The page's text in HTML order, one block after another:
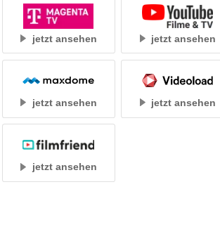
jetzt ansehen jetzt ansehen
jetzt ansehen jetzt ansehen
jetzt ansehen